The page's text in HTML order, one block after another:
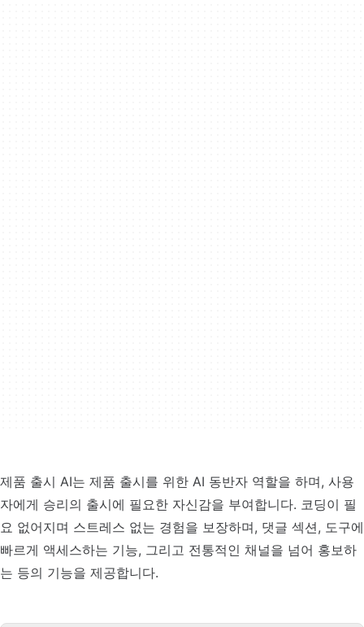
제품 출시 AI는 제품 출시를 위한 AI 동반자 역할을 하며, 사용
자에게 승리의 출시에 필요한 자신감을 부여합니다. 코딩이 필
요 없어지며 스트레스 없는 경험을 보장하며, 댓글 섹션, 도구에
빠르게 액세스하는 기능, 그리고 전통적인 채널을 넘어 홍보하
는 등의 기능을 제공합니다.